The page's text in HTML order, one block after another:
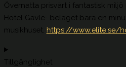
Övernatta prisvärt i fantastisk
Hotel Gävle- beläget bara en
musikhuset. https://www.elite.se/
Tillgänglighet